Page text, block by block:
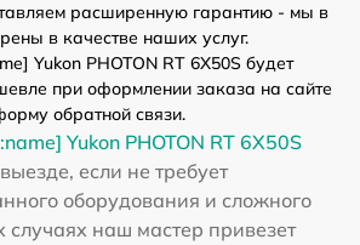
расширенную гарантию - мы в
в качестве наших услуг.
Yukon PHOTON RT 6X50S будет
при оформлении заказа на сайте
обратной связи.
Yukon PHOTON RT 6X50S
если не требует
оборудования и сложного
случаях наш мастер привезет